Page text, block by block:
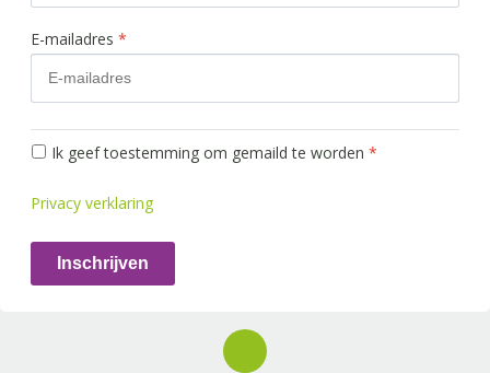
E-mailadres *
Ik geef toestemming om gemaild te worden *
Privacy verklaring
Inschrijven